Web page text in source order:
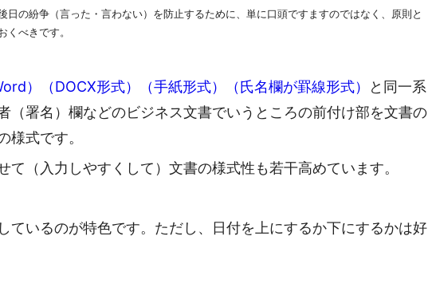
の紛争（言った・言わない）を防止するために、単に口頭ですますのではなく、原則と
くべきです。
）（DOCX形式）（手紙形式）（氏名欄が罫線形式）
と同一系
（署名）欄などのビジネス文書でいうところの前付け部を文書の
様式です。
て（入力しやすくして）文書の様式性も若干高めています。
ているのが特色です。ただし、日付を上にするか下にするかは好